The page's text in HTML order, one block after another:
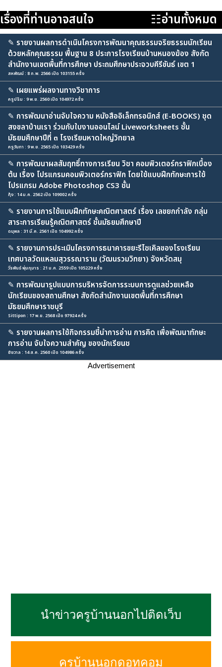
เรื่องที่ท่านอาจสนใจ ☷อ่านทั้งหมด
✎ รายงานผลการดำเนินโครงการพัฒนาคุณธรรมจริยธรรมนักเรียน
ด้วยหลักคุณธรรม พื้นฐาน 8 ประการโรงเรียนบ้านหนองฆ้อง สังกัด
สำนักงานเขตพื้นที่การศึกษา ประถมศึกษาประจวบคีรีขันธ์ เขต 1
สหพัฒน์ : 8 ก.พ. 2566 เปิด 103155 ครั้ง
✎ เผยแพร่ผลงานทางวิชาการ
ครูปริม : 9 พ.ย. 2560 เปิด 104972 ครั้ง
✎ การพัฒนาอ่านจับใจความ หนังสืออิเล็กทรอนิกส์ (E-BOOKS) ชุด
สงขลาบ้านเรา ร่วมกับใบงานออนไลน์ Liveworksheets ชั้น
มัธยมศึกษาปีที่ ๓ โรงเรียนหาดใหญ่วิทยาล
ครูวันทา : 9 พ.ย. 2565 เปิด 103429 ครั้ง
✎ การพัฒนาผลสัมฤทธิ์ทางการเรียน วิชา คอมพิวเตอร์กราฟิกเบื้อง
ต้น เรื่อง โปรแกรมคอมพิวเตอร์กราฟิก โดยใช้แบบฝึกทักษะการใช้
โปรแกรม Adobe Photoshop CS3 ชั้น
กุ้ง : 14 ม.ค. 2562 เปิด 109002 ครั้ง
✎ รายงานการใช้แบบฝึกทักษะคณิตศาสตร์ เรื่อง เลขยกกำลัง กลุ่ม
สาระการเรียนรู้คณิตศาสตร์ ชั้นมัธยมศึกษาปี
ดนุพล : 31 มี.ค. 2561 เปิด 104992 ครั้ง
✎ รายงานการประเมินโครงการธนาคารขยะรีไซเคิลของโรงเรียน
เทศบาลวัดแหลมสุวรรณาราม (วัฒนรวมวิทยา) จังหวัดสมุ
วีรพันธ์ พุ่มกุมาร : 21 ม.ค. 2559 เปิด 105229 ครั้ง
✎ การพัฒนารูปแบบการบริหารจัดการระบบการดูแลช่วยเหลือ
นักเรียนของสถานศึกษา สังกัดสำนักงานเขตพื้นที่การศึกษา
มัธยมศึกษาราชบุรี
Sittipon : 17 พ.ย. 2568 เปิด 97924 ครั้ง
✎ รายงานผลการใช้กิจกรรมชี้นำการอ่าน การคิด เพื่อพัฒนาทักษะ
การอ่าน จับใจความสำคัญ ของนักเรียนช
ชัชวาล : 14 ส.ค. 2560 เปิด 104986 ครั้ง
Advertisement
นำข่าวครูบ้านนอกไปติดเว็บ
ครูบ้านนอกดอทคอม